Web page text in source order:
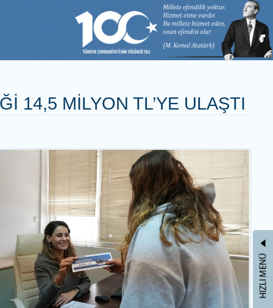
14,5 MİLYON TL’YE
14.
milyon TL
Projesi
bugüne
15. dönem
yükün